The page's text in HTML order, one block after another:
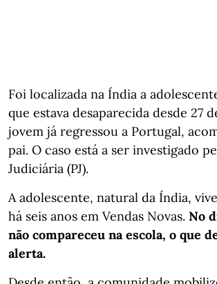
Foi localizada na Índia a
que estava desaparecida desde 27
jovem já regressou a Portugal,
pai. O caso está a ser investigado
Judiciária (PJ).
A adolescente, natural da Índia,
há seis anos em Vendas Novas. No
não compareceu na escola, o que
alerta.